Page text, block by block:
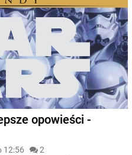
opowieści -
12:56 2